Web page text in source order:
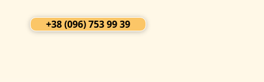
+38 (096) 753 99 39